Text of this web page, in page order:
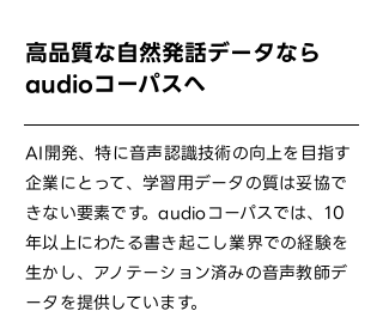
高品質な自然発話データなら
audioコーパスへ
AI開発、特に音声認識技術の向上を目指す
企業にとって、学習用データの質は妥協で
きない要素です。audioコーパスでは、10
年以上にわたる書き起こし業界での経験を
生かし、アノテーション済みの音声教師デ
ータを提供しています。